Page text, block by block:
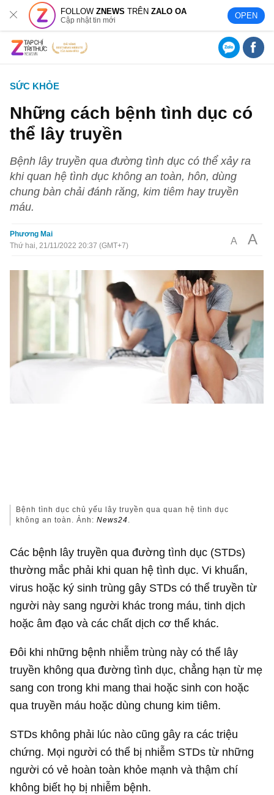
FOLLOWZNEWS TRÊNZALO OA
Cập nhật tin mới OPEN
SỨC KHỎE
Những cách bệnh tình dục có
thể lây truyền
Bệnh lây truyền qua đường tình dục có thể xảy ra
khi quan hệ tình dục không an toàn, hôn, dùng
chung bàn chải đánh răng, kim tiêm hay truyền
máu.
Phương Mai
Thứ hai, 21/11/2022 20:37 (GMT+7)
A A
Bệnh tình dục chủ yếu lây truyền qua quan hệ tình dục
không an toàn. Ảnh:News24.
Các bệnh lây truyền qua đường tình dục (STDs)
thường mắc phải khi quan hệ tình dục. Vi khuẩn,
virus hoặc ký sinh trùng gây STDs có thể truyền từ
người này sang người khác trong máu, tinh dịch
hoặc âm đạo và các chất dịch cơ thể khác.
Đôi khi những bệnh nhiễm trùng này có thể lây
truyền không qua đường tình dục, chẳng hạn từ mẹ
sang con trong khi mang thai hoặc sinh con hoặc
qua truyền máu hoặc dùng chung kim tiêm.
STDs không phải lúc nào cũng gây ra các triệu
chứng. Mọi người có thể bị nhiễm STDs từ những
người có vẻ hoàn toàn khỏe mạnh và thậm chí
không biết họ bị nhiễm bệnh.